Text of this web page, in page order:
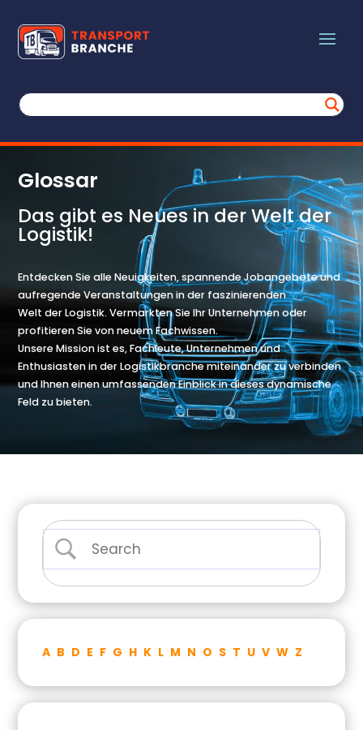
Glossar
Das gibt es Neues in der Welt der
Logistik!
Entdecken Sie alle Neuigkeiten, spannende Jobangebote und
aufregende Veranstaltungen in der faszinierenden
Welt der Logistik. Vermarkten Sie Ihr Unternehmen oder
profitieren Sie von neuem Fachwissen.
Unsere Mission ist es, Fachleute, Unternehmen und
Enthusiasten in der Logistikbranche miteinander zu verbinden
und Ihnen einen umfassenden Einblick in dieses dynamische
Feld zu bieten.
A B D E F G H K L M N O S T U V W Z